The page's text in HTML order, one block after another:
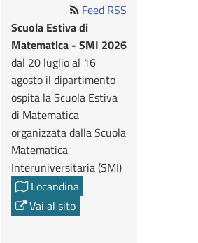
Feed RSS
Scuola Estiva di
Matematica - SMI 2026
dal 20 luglio al 16
agosto il dipartimento
ospita la Scuola Estiva
di Matematica
organizzata dalla Scuola
Matematica
Interuniversitaria (SMI)
Locandina
Vai al sito